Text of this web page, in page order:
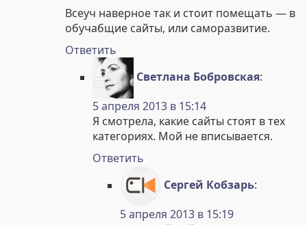
Всеуч наверное так и стоит помещать — в
обучабщие сайты, или саморазвитие.
Ответить
Светлана Бобровская:
5 апреля 2013 в 15:14
Я смотрела, какие сайты стоят в тех
категориях. Мой не вписывается.
Ответить
Сергей Кобзарь:
5 апреля 2013 в 15:19